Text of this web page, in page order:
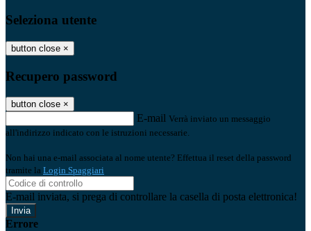
Seleziona utente
button close ×
Recupero password
button close ×
E-mail Verrà inviato un messaggio
all'indirizzo indicato con le istruzioni necessarie.
Non hai una e-mail associata al nome utente? Effettua il reset della password
tramite la Login Spaggiari
E-mail inviata, si prega di controllare la casella di posta elettronica!
Errore